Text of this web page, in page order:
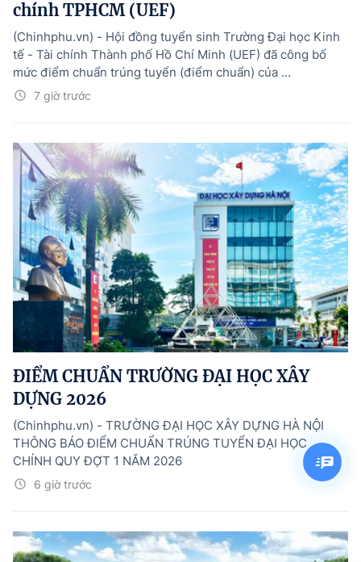
chính TPHCM (UEF)
7 giờ trước
(Chinhphu.vn) - Hội đồng tuyển sinh Trường Đại học Kinh
tế - Tài chính Thành phố Hồ Chí Minh (UEF) đã công bố
mức điểm chuẩn trúng tuyển (điểm chuẩn) của ...
ĐIỂM CHUẨN TRƯỜNG ĐẠI HỌC XÂY
DỰNG 2026
6 giờ trước
(Chinhphu.vn) - TRƯỜNG ĐẠI HỌC XÂY DỰNG HÀ NỘI
THÔNG BÁO ĐIỂM CHUẨN TRÚNG TUYỂN ĐẠI HỌC
CHÍNH QUY ĐỢT 1 NĂM 2026